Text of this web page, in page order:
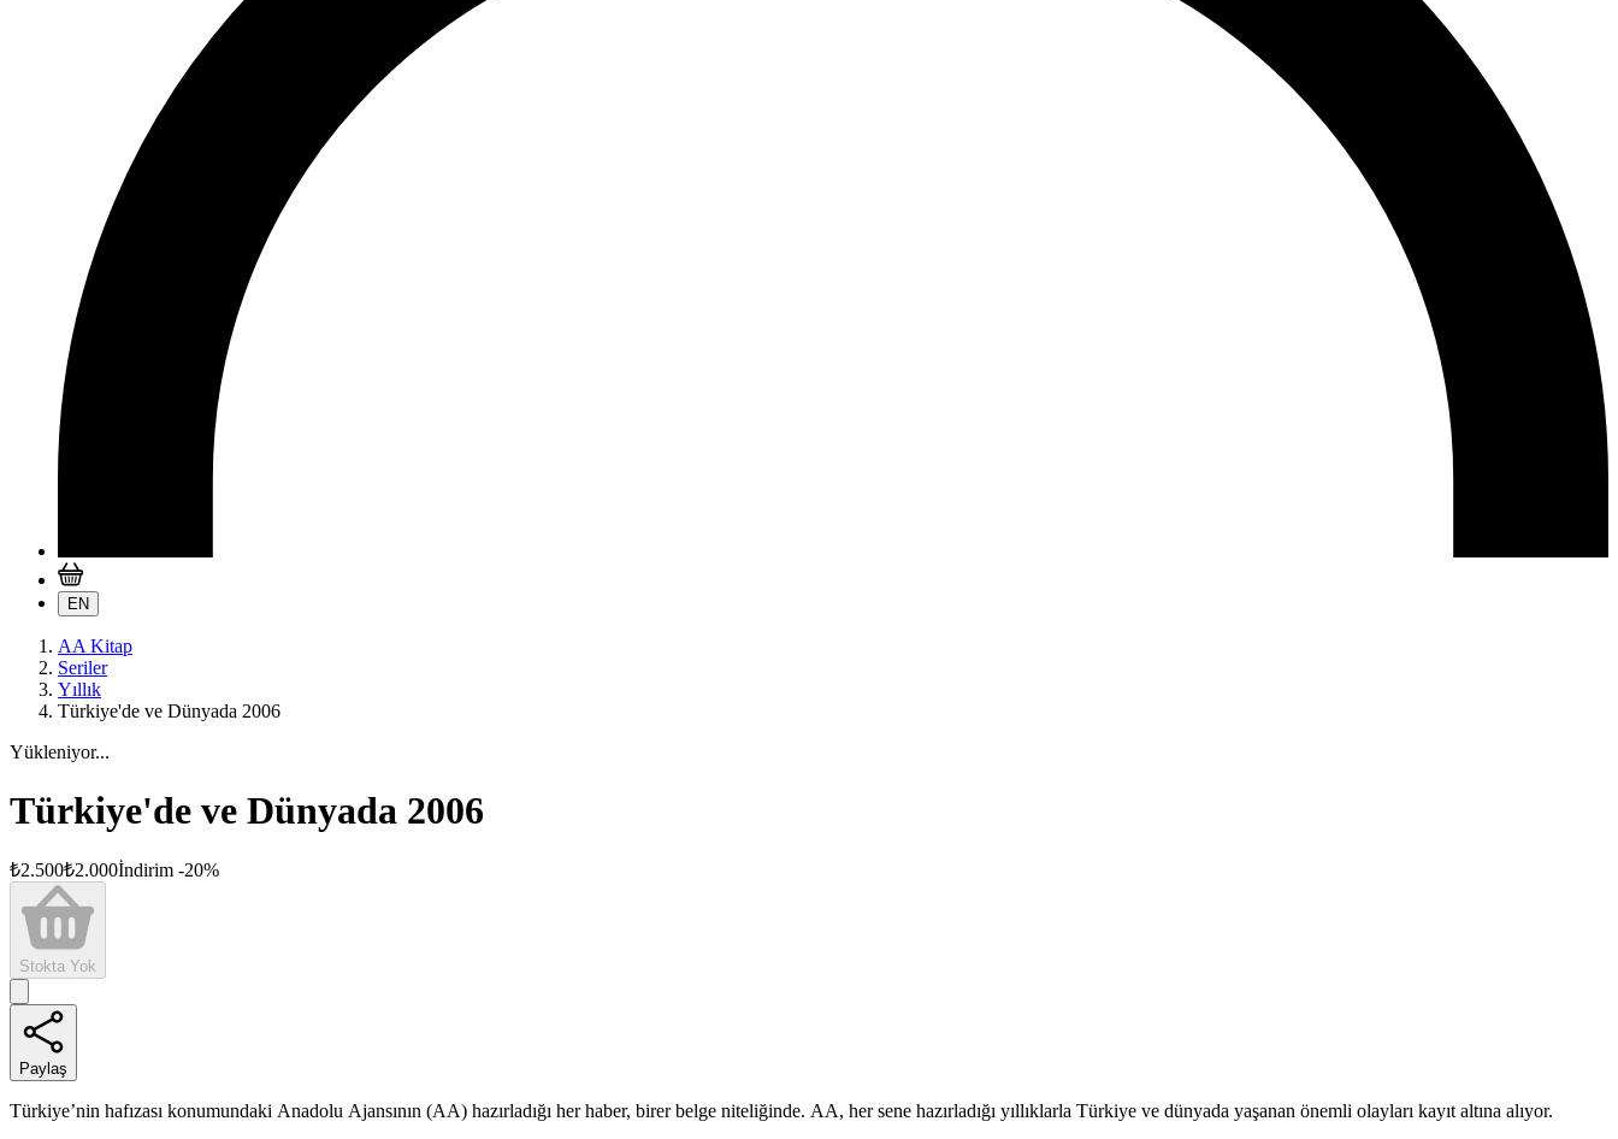
EN
AA Kitap
Seriler
Yıllık
Türkiye'de ve Dünyada 2006
Yükleniyor...
Türkiye'de ve Dünyada 2006
₺2.500₺2.000İndirim -20%
Stokta Yok
Paylaş
Türkiye’nin hafızası konumundaki Anadolu Ajansının (AA) hazırladığı her haber, birer belge niteliğinde. AA, her sene hazırladığı yıllıklarla Türkiye ve dünyada yaşanan önemli olayları kayıt altına alıyor.